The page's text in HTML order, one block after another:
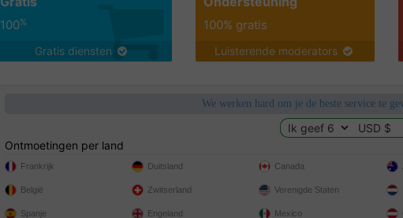
100%
Gratis diensten
100% gratis
Luisterende moderators
We werken hard om je de beste service te
Ontmoetingen per land
Frankrijk
België
Spanje
Duitsland
Zwitserland
Engeland
Canada
Verenigde Staten
Mexico